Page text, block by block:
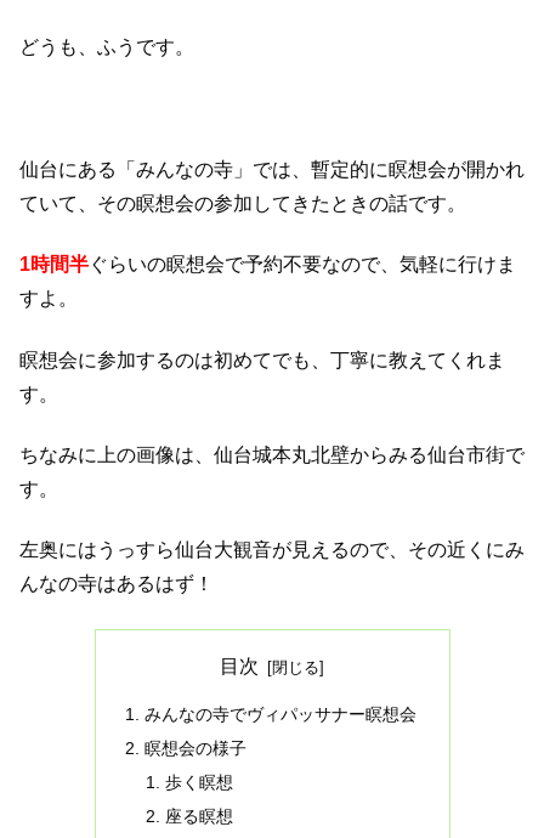
どうも、ふうです。
仙台にある「みんなの寺」では、暫定的に瞑想会が開かれ
ていて、その瞑想会の参加してきたときの話です。
1時間半ぐらいの瞑想会で予約不要なので、気軽に行けま
すよ。
瞑想会に参加するのは初めてでも、丁寧に教えてくれま
す。
ちなみに上の画像は、仙台城本丸北壁からみる仙台市街で
す。
左奥にはうっすら仙台大観音が見えるので、その近くにみ
んなの寺はあるはず！
目次
みんなの寺でヴィパッサナー瞑想会
瞑想会の様子
歩く瞑想
座る瞑想